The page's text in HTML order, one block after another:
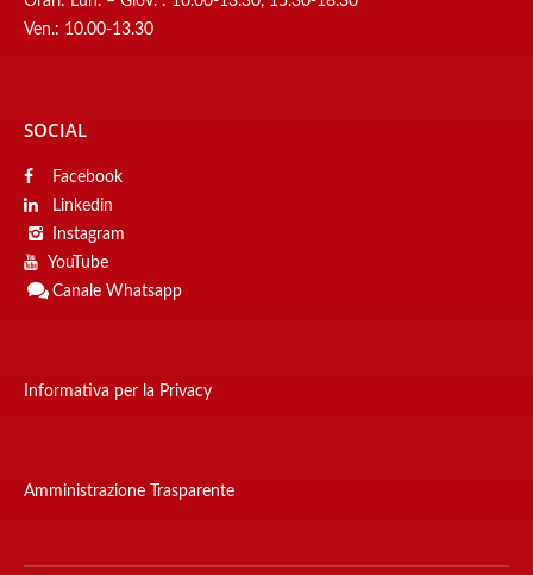
Ven.: 10.00-13.30
SOCIAL
Facebook
Linkedin
Instagram
YouTube
Canale Whatsapp
Informativa per la Privacy
Amministrazione Trasparente